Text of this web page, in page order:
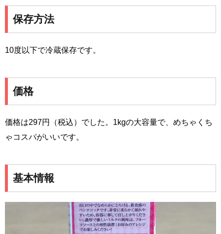
保存方法
10度以下で冷蔵保存です。
価格
価格は297円（税込）でした。1kgの大容量で、めちゃくち
ゃコスパがいいです。
基本情報